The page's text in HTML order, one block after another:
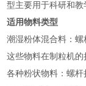
型主要用于科研和教
适用物料类型
潮湿粉体混合料‌：螺
这些物料在制粒机的
各种粉状物料‌：螺